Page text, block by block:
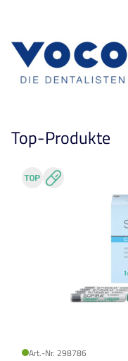
Top-Produkte
Art.-Nr. 298786